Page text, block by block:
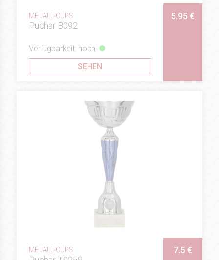
METALL-CUPS
Puchar B092
5.95 €
Verfügbarkeit: hoch
SEHEN
METALL-CUPS 7.5 €